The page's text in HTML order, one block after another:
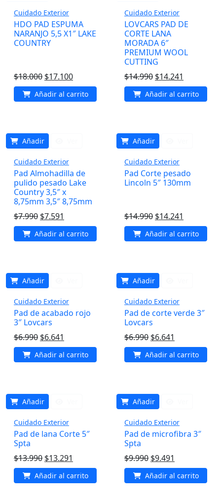
Cuidado Exterior
HDO PAD ESPUMA
NARANJO 5,5 X1″ LAKE
COUNTRY
$18.000 El
precio
original
$17.100El
precio
actual
Añadir al carrito
Cuidado Exterior
LOVCARS PAD DE
CORTE LANA
MORADA 6″
PREMIUM WOOL
CUTTING
$14.990 El
precio
original
$14.241
precio
actual
Añadir al carrito
Añadir
Cuidado Exterior
Pad Almohadilla de
pulido pesado Lake
Country 3,5″ x
8,75mm 3,5″ 8,75mm
$7.990 El
precio
original
$7.591
precio
actual
Añadir al carrito
Añadir
Cuidado Exterior
Pad Corte pesado
Lincoln 5″ 130mm
$14.990 El
precio
original
$14.241
precio
actual
Añadir al carrito
Añadir
Cuidado Exterior
Pad de acabado rojo
3″ Lovcars
$6.990 El
precio
original
$6.641
precio
actual
Añadir al carrito
Añadir
Cuidado Exterior
Pad de corte verde 3″
Lovcars
$6.990 El
precio
original
$6.641
precio
actual
Añadir al carrito
Añadir
Cuidado Exterior
Pad de lana Corte 5″
Spta
$13.990 El
precio
original
$13.291
precio
actual
Añadir al carrito
Añadir
Cuidado Exterior
Pad de microfibra 3″
Spta
$9.990 El
precio
original
$9.491
precio
actual
Añadir al carrito